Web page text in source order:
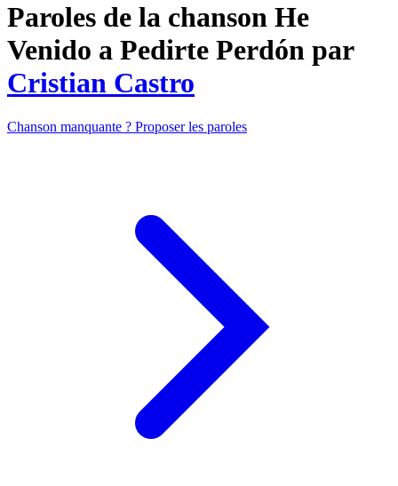
Paroles de la chanson He
Venido a Pedirte Perdón par
Cristian Castro
Chanson manquante ? Proposer les paroles